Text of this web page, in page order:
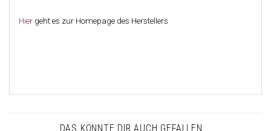
Hier geht es zur Homepage des Herstellers
DAS KÖNNTE DIR AUCH GEFALLEN …